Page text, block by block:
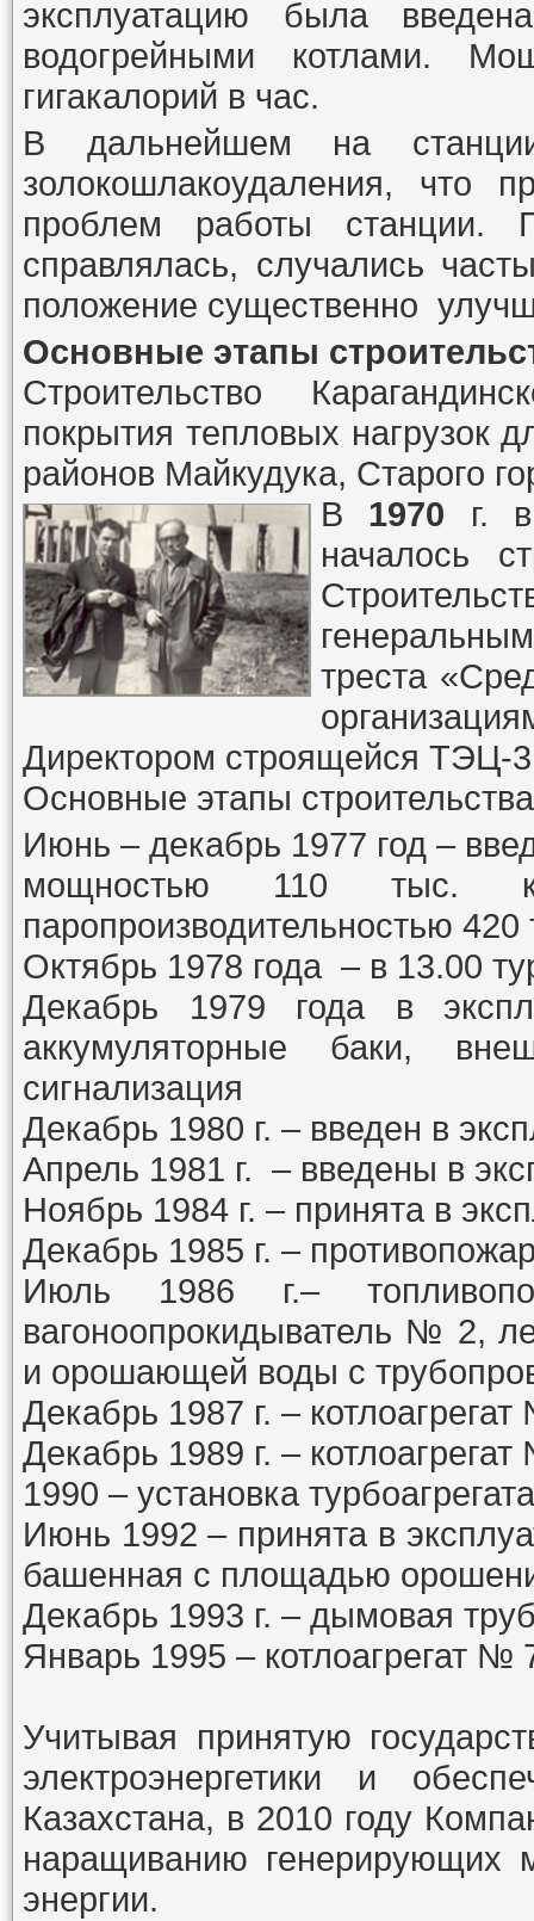
эксплуатацию была
водогрейными котлами.
гигакалорий в час.
В дальнейшем на
золокошлакоудаления, что
проблем работы станции.
справлялась, случались
положение существенно
Основные этапы
Строительство
покрытия тепловых нагрузок
районов Майкудука, Старого
В 1970 г.
началось
треста
Директором строящейся ТЭЦ-
Основные этапы
Июнь – декабрь 1977 год –
мощностью 110
паропроизводительностью
Октябрь 1978 года – в 13.00
Декабрь 1979 года в
аккумуляторные баки,
сигнализация
Декабрь 1980 г. – введен в
Апрель 1981 г. – введены в
Ноябрь 1984 г. – принята в
Декабрь 1985 г. –
Июль 1986 г.–
вагоноопрокидыватель № 2,
и орошающей воды с
Декабрь 1987 г. –
Декабрь 1989 г. –
1990 – установка
Июнь 1992 – принята в
башенная с площадью
Декабрь 1993 г. – дымовая
Январь 1995 – котлоагрегат №
Учитывая принятую
электроэнергетики и
Казахстана, в 2010 году
наращиванию генерирующих
энергии.